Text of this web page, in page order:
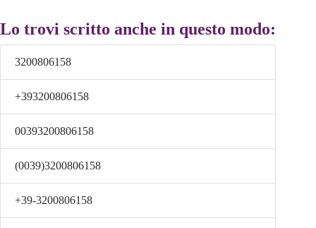
Lo trovi scritto anche in questo modo:
3200806158
+393200806158
00393200806158
(0039)3200806158
+39-3200806158